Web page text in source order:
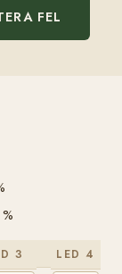
FEL
3 LED 4